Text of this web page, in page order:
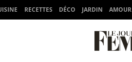
RECETTES DÉCO JARDIN AMOUR